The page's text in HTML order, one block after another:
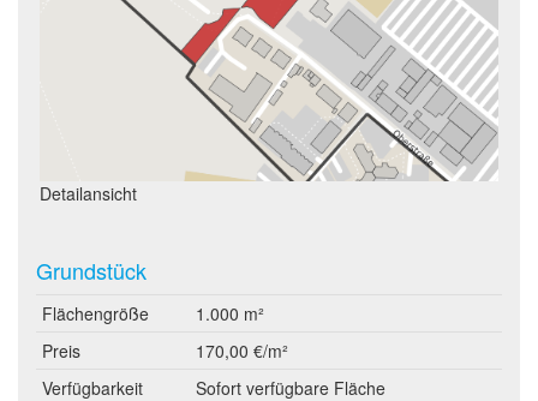
Detailansicht
Grundstück
Flächengröße
1.000 m²
Preis
170,00 €/m²
Verfügbarkeit
Sofort verfügbare Fläche